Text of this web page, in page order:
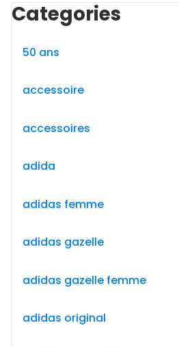
Categories
50 ans
accessoire
accessoires
adida
adidas femme
adidas gazelle
adidas gazelle femme
adidas original